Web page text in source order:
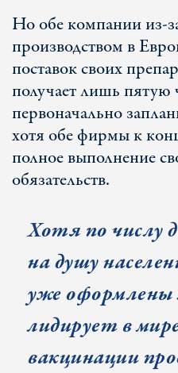
Но обе компании из-
производством в
поставок своих
получает лишь пятую
первоначально
хотя обе фирмы к
полное выполнение
обязательств.
Хотя по числу
на душу
уже оформлены
лидирует в
вакцинации